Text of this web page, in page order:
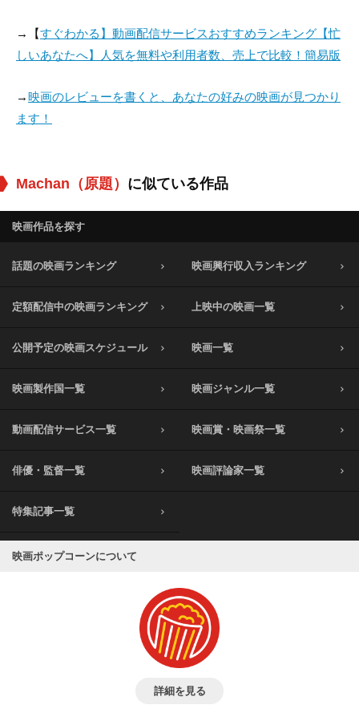
→【すぐわかる】動画配信サービスおすすめランキング【忙
しいあなたへ】人気を無料や利用者数、売上で比較！簡易版
→映画のレビューを書くと、あなたの好みの映画が見つかり
ます！
Machan（原題） に似ている作品
映画作品を探す
話題の映画ランキング 映画興行収入ランキング
定額配信中の映画ランキング 上映中の映画一覧
公開予定の映画スケジュール 映画一覧
映画製作国一覧 映画ジャンル一覧
動画配信サービス一覧 映画賞・映画祭一覧
俳優・監督一覧 映画評論家一覧
特集記事一覧
映画ポップコーンについて
詳細を見る